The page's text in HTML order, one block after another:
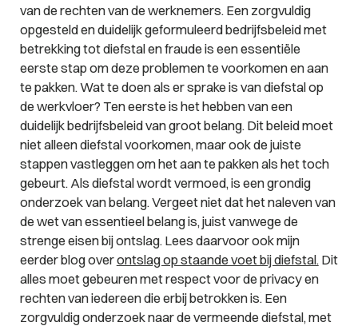
van de rechten van de werknemers. Een zorgvuldig
opgesteld en duidelijk geformuleerd bedrijfsbeleid met
betrekking tot diefstal en fraude is een essentiële
eerste stap om deze problemen te voorkomen en aan
te pakken. Wat te doen als er sprake is van diefstal op
de werkvloer? Ten eerste is het hebben van een
duidelijk bedrijfsbeleid van groot belang. Dit beleid moet
niet alleen diefstal voorkomen, maar ook de juiste
stappen vastleggen om het aan te pakken als het toch
gebeurt. Als diefstal wordt vermoed, is een grondig
onderzoek van belang. Vergeet niet dat het naleven van
de wet van essentieel belang is, juist vanwege de
strenge eisen bij ontslag. Lees daarvoor ook mijn
eerder blog overontslag op staande voet bij diefstal. Dit
alles moet gebeuren met respect voor de privacy en
rechten van iedereen die erbij betrokken is. Een
zorgvuldig onderzoek naar de vermeende diefstal, met